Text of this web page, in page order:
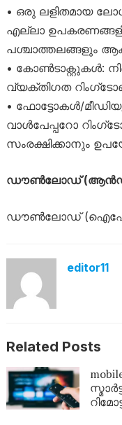
• ഒരു ലളിതമായ
എല്ലാ
പശ്ചാത്തലങ്ങളും
• കോൺടാക്റ്റുകൾ:
വ്യക്തിഗത
• ഫോട്ടോകൾ/
വാൾപേപ്പറോ
സംരക്ഷിക്കാനും
ഡൗൺലോഡ്
ഡൗൺലോഡ്
editor11
Related Posts